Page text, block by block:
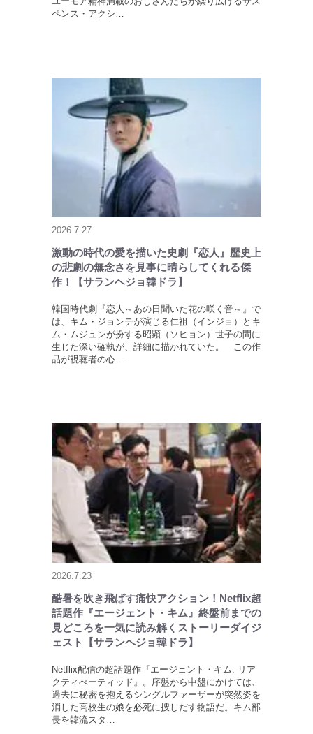
ペンス・アクシ…
2026.7.27
激動の時代の愛を描いた史劇『恋人』歴史上
の悲劇の無念さを見事に晴らしてくれる傑
作！【サランヘジョ韓ドラ】
韓国時代劇『恋人～あの日聞いた花の咲く音～』で
は、キム・ジョンテが演じる仁祖（インジョ）とキ
ム・ムジュンが扮する昭顕（ソヒョン）世子の間に
生じた深い確執が、詳細に描かれていた。 この作
品が視聴者の心…
2026.7.23
酷暑を吹き飛ばす痛快アクション！Netflix超
話題作『エージェント・キム』終盤前までの
見どころを一気に読み解くストーリーダイジ
ェスト【サランヘジョ韓ドラ】
Netflix配信の超話題作『エージェント・キム: リア
クティべーティッド』。序盤から中盤にかけては、
過去に秘密を抱えるシングルファーザーが突然姿を
消した高校生の娘を必死に捜しだす物語だ。キム部
長を韓流スタ…